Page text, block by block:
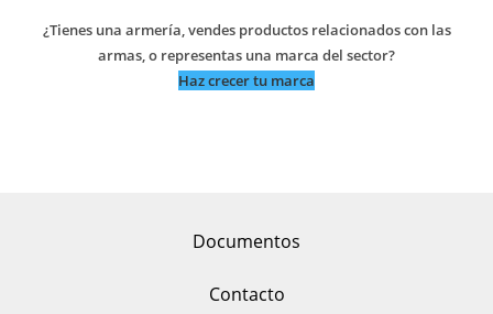
¿Tienes una armería, vendes productos relacionados con las
armas, o representas una marca del sector?
Haz crecer tu marca
Documentos
Contacto